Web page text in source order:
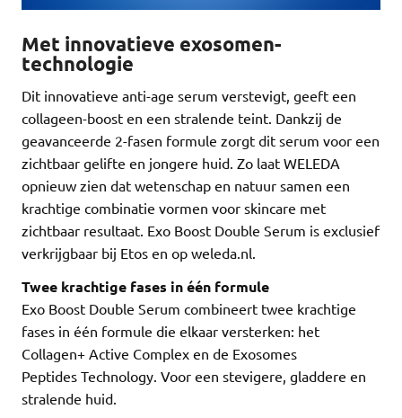
Met innovatieve exosomen-
technologie
Dit innovatieve anti-age serum verstevigt, geeft een
collageen-boost en een stralende teint. Dankzij de
geavanceerde 2-fasen formule zorgt dit serum voor een
zichtbaar gelifte en jongere huid. Zo laat WELEDA
opnieuw zien dat wetenschap en natuur samen een
krachtige combinatie vormen voor skincare met
zichtbaar resultaat. Exo Boost Double Serum is exclusief
verkrijgbaar bij Etos en op weleda.nl.
Twee krachtige fases in één formule
Exo Boost Double Serum combineert twee krachtige
fases in één formule die elkaar versterken: het
Collagen+ Active Complex en de Exosomes
Peptides Technology. Voor een stevigere, gladdere en
stralende huid.